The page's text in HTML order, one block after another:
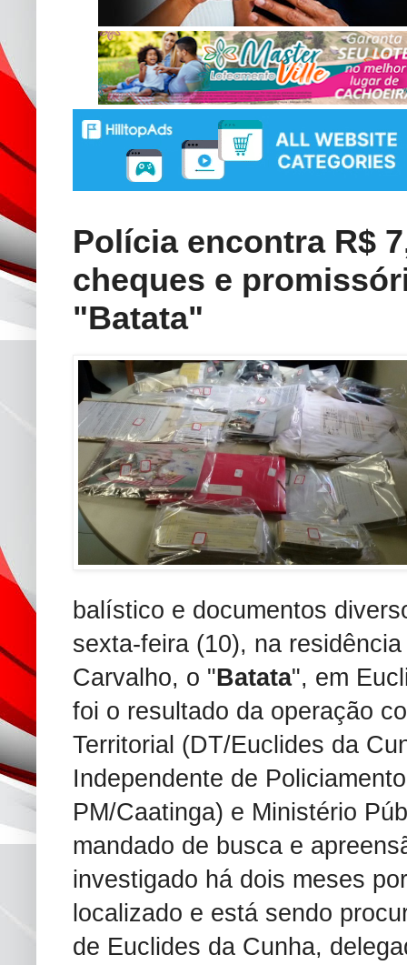
Polícia encontra R$
cheques e
"Batata"
balístico e documentos
sexta-feira (10), na
Carvalho, o "Batata", em
foi o resultado da operação
Territorial (DT/Euclides da
Independente de
PM/Caatinga) e Ministério
mandado de busca e
investigado há dois meses
localizado e está sendo
de Euclides da Cunha,